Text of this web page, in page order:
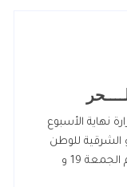
نهاية الأسبوع
الشرقية للوطن
وكذا ولايات غليزان عين الدفلى و الشلف أيام الجمعة 19 و